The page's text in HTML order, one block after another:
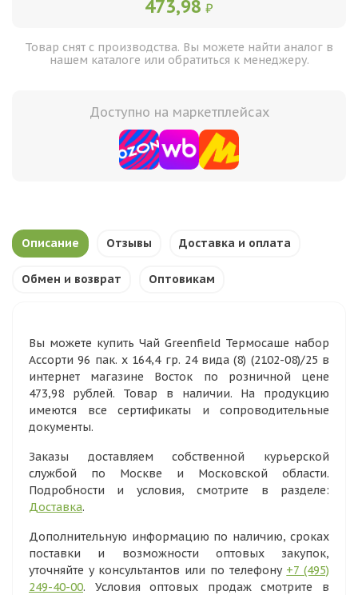
473,98 ₽
Товар снят с производства. Вы можете найти аналог в
нашем каталоге или обратиться к менеджеру.
Доступно на маркетплейсах
Описание Отзывы Доставка и оплата
Обмен и возврат Оптовикам
Вы можете купить Чай Greenfield Термосаше набор
Ассорти 96 пак. х 164,4 гр. 24 вида (8) (2102-08)/25 в
интернет магазине Восток по розничной цене
473,98 рублей. Товар в наличии. На продукцию
имеются все сертификаты и сопроводительные
документы.
Заказы доставляем собственной курьерской
службой по Москве и Московской области.
Подробности и условия, смотрите в разделе:
Доставка.
Дополнительную информацию по наличию, сроках
поставки и возможности оптовых закупок,
уточняйте у консультантов или по телефону +7 (495)
249-40-00. Условия оптовых продаж смотрите в